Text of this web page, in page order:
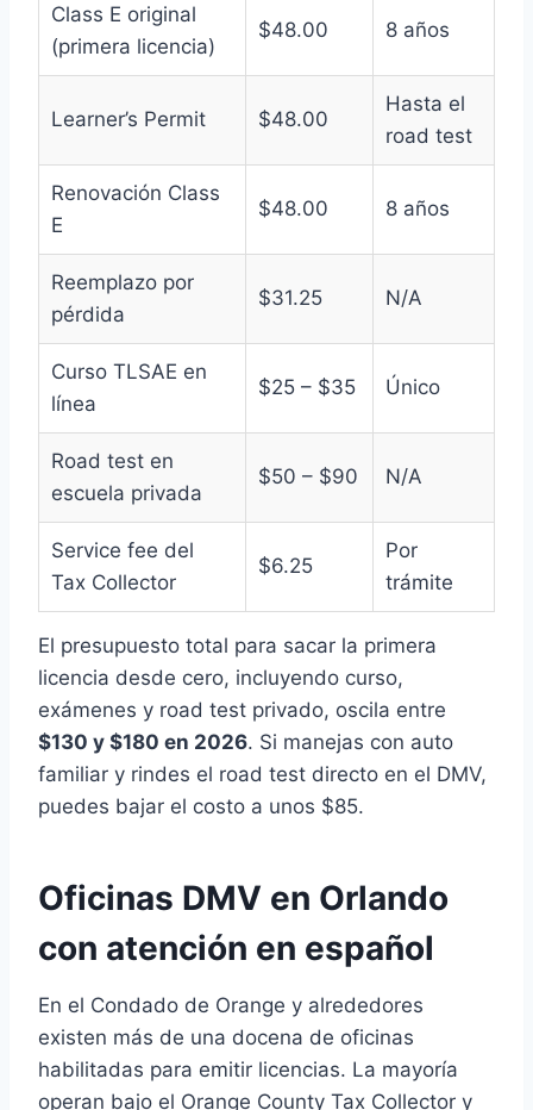
Class E original
(primera licencia)
$48.00 8 años
Learner’s Permit $48.00
Hasta el
road test
Renovación Class
E
$48.00 8 años
Reemplazo por
pérdida
$31.25 N/A
Curso TLSAE en
línea
$25 – $35 Único
Road test en
escuela privada
$50 – $90 N/A
Service fee del
Tax Collector
$6.25
Por
trámite
El presupuesto total para sacar la primera
licencia desde cero, incluyendo curso,
exámenes y road test privado, oscila entre
$130 y $180 en 2026. Si manejas con auto
familiar y rindes el road test directo en el DMV,
puedes bajar el costo a unos $85.
Oficinas DMV en Orlando
con atención en español
En el Condado de Orange y alrededores
existen más de una docena de oficinas
habilitadas para emitir licencias. La mayoría
operan bajo el Orange County Tax Collector y